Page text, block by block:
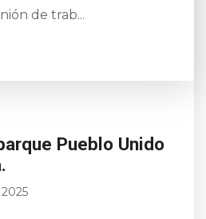
de trab...
Pueblo Unido